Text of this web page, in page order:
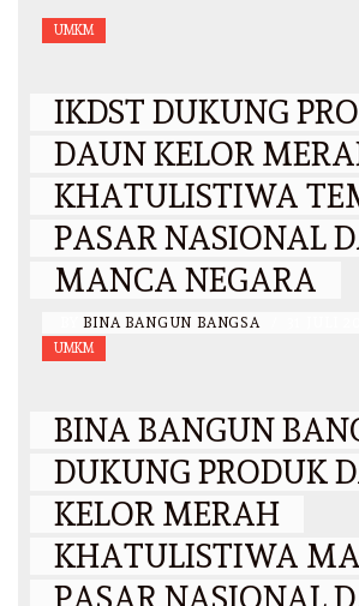
UMKM
IKDST DUKUNG
DAUN KELOR
KHATULISTIWA
PASAR NASIONAL
MANCA NEGARA
BINA BANGUN BANGSA
UMKM
BINA BANGUN
DUKUNG PRODUK
KELOR MERAH
KHATULISTIWA
PASAR NASIONAL